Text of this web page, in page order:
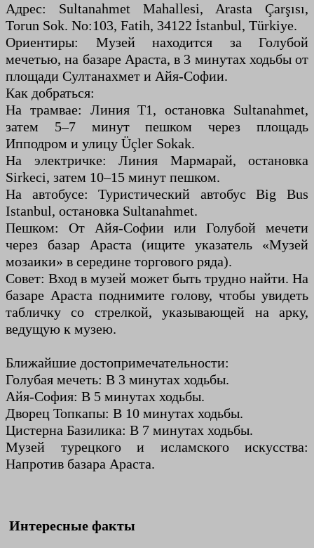
Адрес: Sultanahmet Mahallesi, Arasta Çarşısı,
Torun Sok. No:103, Fatih, 34122 İstanbul, Türkiye.
Ориентиры: Музей находится за Голубой
мечетью, на базаре Араста, в 3 минутах ходьбы от
площади Султанахмет и Айя-Софии.
Как добраться:
На трамвае: Линия T1, остановка Sultanahmet,
затем 5–7 минут пешком через площадь
Ипподром и улицу Üçler Sokak.
На электричке: Линия Мармарай, остановка
Sirkeci, затем 10–15 минут пешком.
На автобусе: Туристический автобус Big Bus
Istanbul, остановка Sultanahmet.
Пешком: От Айя-Софии или Голубой мечети
через базар Араста (ищите указатель «Музей
мозаики» в середине торгового ряда).
Совет: Вход в музей может быть трудно найти. На
базаре Араста поднимите голову, чтобы увидеть
табличку со стрелкой, указывающей на арку,
ведущую к музею.
Ближайшие достопримечательности:
Голубая мечеть: В 3 минутах ходьбы.
Айя-София: В 5 минутах ходьбы.
Дворец Топкапы: В 10 минутах ходьбы.
Цистерна Базилика: В 7 минутах ходьбы.
Музей турецкого и исламского искусства:
Напротив базара Араста.
Интересные факты